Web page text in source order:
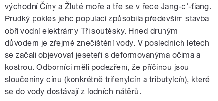
východní Číny a Žluté moře a tře se v řece Jang-c'-ťiang.
Prudký pokles jeho populací způsobila především stavba
obří vodní elektrárny Tři soutěsky. Hned druhým
důvodem je zřejmě znečištění vody. V posledních letech
se začali objevovat jeseteři s deformovanýma očima a
kostrou. Odborníci měli podezření, že příčinou jsou
sloučeniny cínu (konkrétně trifenylcín a tributylcín), které
se do vody dostávají z lodních nátěrů.